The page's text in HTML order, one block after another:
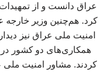
عراق دانست و از
کرد. هم‌چنین وزیر خارجه
امنیت ملی عراق نیز
همکاری‌های دو کشور در
کردند. مشاور امنیت ملی